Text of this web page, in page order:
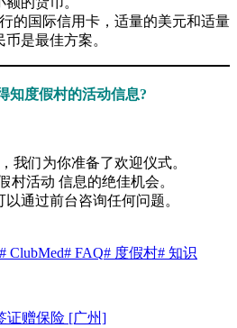
的国际信用卡，适量的美元和适量
币是最佳方案。
知度假村的活动信息?
我们为你准备了欢迎仪式。
村活动 信息的绝佳机会。
通过前台咨询任何问题。
# ClubMed# FAQ# 度假村# 知识
证赠保险 [广州]